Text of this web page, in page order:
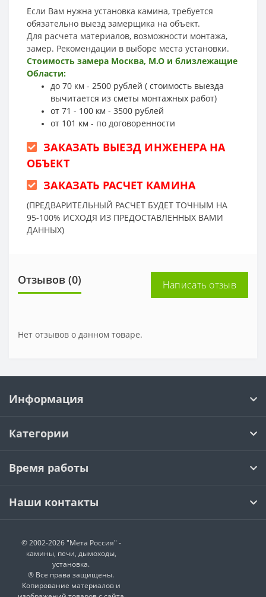
Если Вам нужна установка камина, требуется
обязательно выезд замерщика на объект.
Для расчета материалов, возможности монтажа,
замер. Рекомендации в выборе места установки.
Стоимость замера Москва, М.О и близлежащие
Области:
до 70 км - 2500 рублей ( стоимость выезда
вычитается из сметы монтажных работ)
от 71 - 100 км - 3500 рублей
от 101 км - по договоренности
ЗАКАЗАТЬ ВЫЕЗД ИНЖЕНЕРА НА
ОБЪЕКТ
ЗАКАЗАТЬ РАСЧЕТ КАМИНА
(ПРЕДВАРИТЕЛЬНЫЙ РАСЧЕТ БУДЕТ ТОЧНЫМ НА
95-100% ИСХОДЯ ИЗ ПРЕДОСТАВЛЕННЫХ ВАМИ
ДАННЫХ)
Отзывов (0) Написать отзыв
Нет отзывов о данном товаре.
Информация
Категории
Время работы
Наши контакты
© 2002-2026 "Мета Россия" -
камины, печи, дымоходы,
установка.
® Все права защищены.
Копирование материалов и